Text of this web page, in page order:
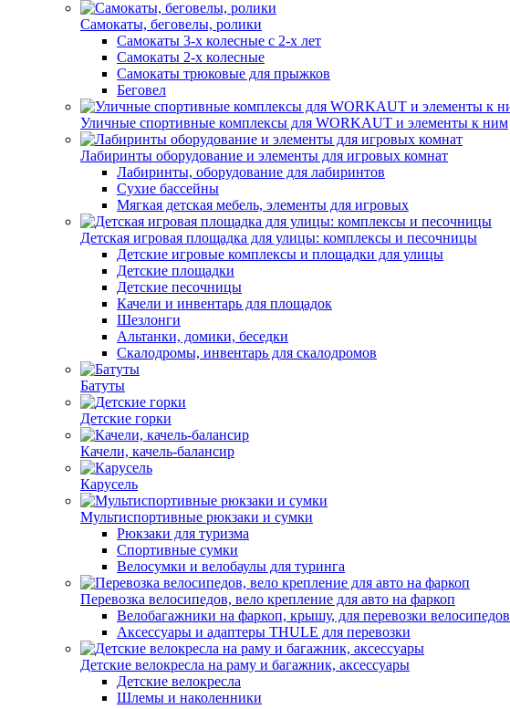
Самокаты, беговелы, ролики
Самокаты 3-х колесные с 2-х лет
Самокаты 2-х колесные
Самокаты трюковые для прыжков
Беговел
Уличные спортивные комплексы для WORKAUT и элементы к ним
Лабиринты оборудование и элементы для игровых комнат
Лабиринты, оборудование для лабиринтов
Сухие бассейны
Мягкая детская мебель, элементы для игровых
Детская игровая площадка для улицы: комплексы и песочницы
Детские игровые комплексы и площадки для улицы
Детские площадки
Детские песочницы
Качели и инвентарь для площадок
Шезлонги
Альтанки, домики, беседки
Скалодромы, инвентарь для скалодромов
Батуты
Детские горки
Качели, качель-балансир
Карусель
Мультиспортивные рюкзаки и сумки
Рюкзаки для туризма
Спортивные сумки
Велосумки и велобаулы для туринга
Перевозка велосипедов, вело крепление для авто на фаркоп
Велобагажники на фаркоп, крышу, для перевозки велосипедов
Аксессуары и адаптеры THULE для перевозки
Детские велокресла на раму и багажник, аксессуары
Детские велокресла
Шлемы и наколенники